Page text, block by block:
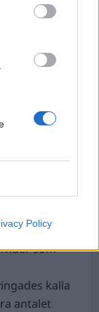
Policy
förd till
till
vilka lag
till en
i
som
kalla
antalet